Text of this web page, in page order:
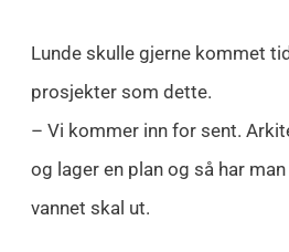
Lunde skulle gjerne kommet
prosjekter som dette.
– Vi kommer inn for sent.
og lager en plan og så har
vannet skal ut.